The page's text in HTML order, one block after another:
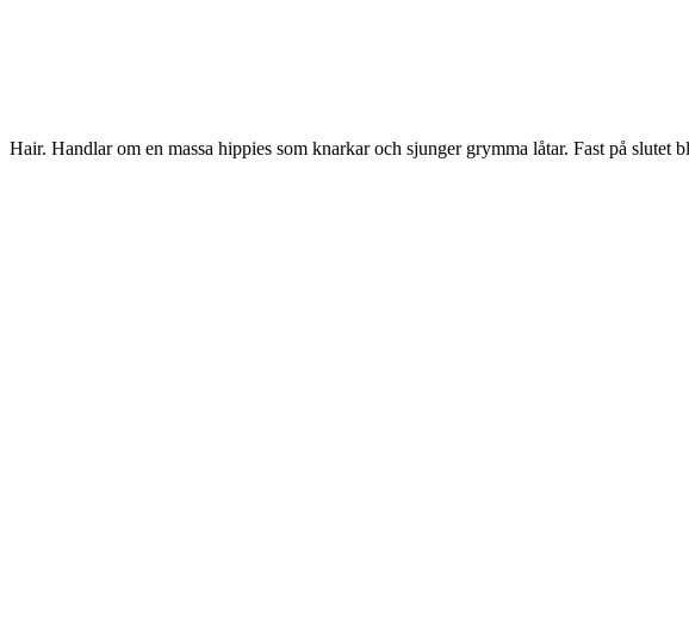
Hair. Handlar om en massa hippies som knarkar och sjunger grymma låtar. Fast på